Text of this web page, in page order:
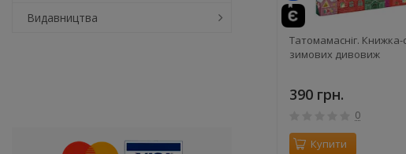
Татомамасніг. Книжка-
зимових дивовиж
390 грн.
0
Купити
Видавництва